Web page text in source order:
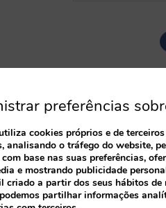
preço e
as suas
preferências
cookies próprios e de
analisando o tráfego do website,
base nas suas preferências,
e mostrando publicidade
criado a partir dos seus hábitos de
partilhar informações